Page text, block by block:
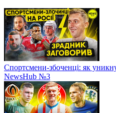
Спортсмени-збоченці: як
NewsHub №3